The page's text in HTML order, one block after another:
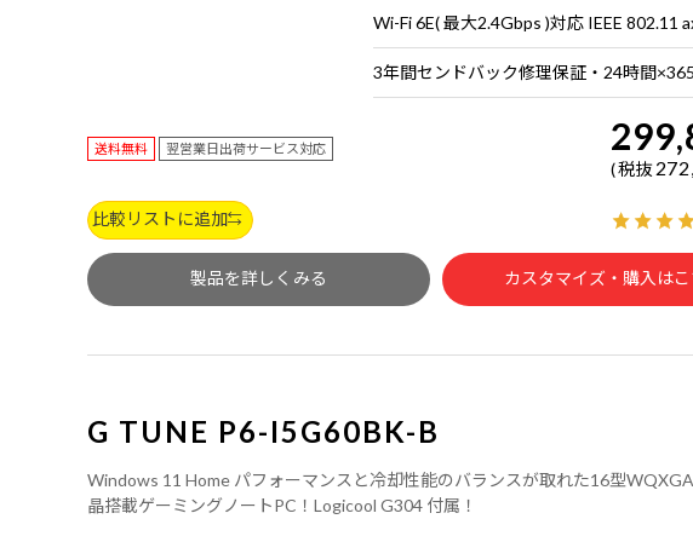
送料無料 翌営業日出荷サービス対応
税抜
比較リストに追加
製品を詳しくみる カスタマイズ・購入はこ
G TUNE P6-I5G60BK-B
Windows 11 Home パフォーマンスと冷却性能のバランスが取れた16型
晶搭載ゲーミングノートPC！Logicool G304 付属！